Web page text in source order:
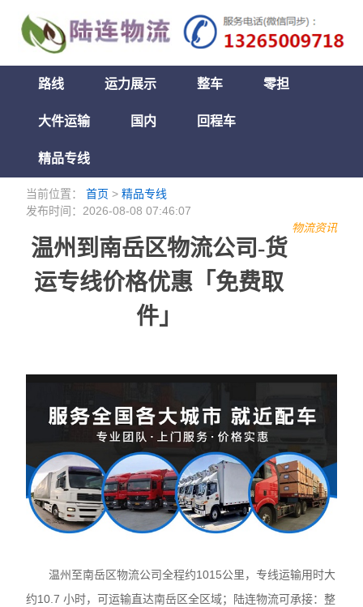
路线 运力展示 整车 零担
大件运输 国内 回程车
精品专线
当前位置：首页 >精品专线
发布时间：2026-08-08 07:46:07
物流资讯
温州到南岳区物流公司-货
运专线价格优惠「免费取
件」
温州至南岳区物流公司全程约1015公里，专线运输用时大
约10.7 小时，可运输直达南岳区全区域；陆连物流可承接：整